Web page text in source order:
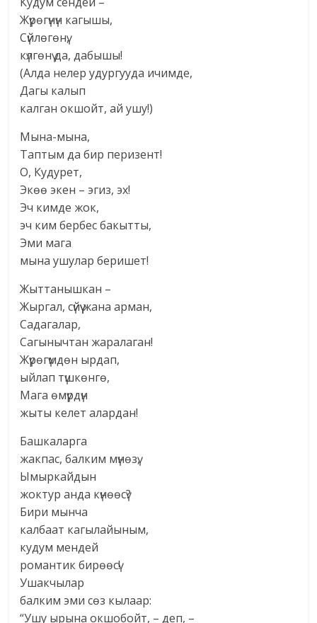
Жүрөгүнүн кагышы,
Сүйлөгөнү,
күлгөнү да, дабышы!
(Алда нелер удургууда ичимде,
Дагы калып
калган окшойт, ай ушу!)
Мына-мына,
Таптым да бир перизент!
О, Кудурет,
Экөө экен – эгиз, эх!
Эч кимде жок,
эч ким бербес бакытты,
Эми мага
мына ушулар беришет!
Жыттанышкан –
Жыргал, сүйүү жана арман,
Садагалар,
Сагынычтан жаралаган!
Жүрөгүмдөн ырдап,
ыйлап түшкөнгө,
Мага өмүрдүн
жыты келет алардан!
Башкаларга
жакпас, балким мүнөзү,
Ымыркайдын
жоктур анда күнөөсү?
Бири мынча
калбаат кагылайыным,
кудум мендей
романтик бирөөсү!
Ушакчылар
балким эми сөз кылаар:
“Ушу ырына окшобойт, – деп, –